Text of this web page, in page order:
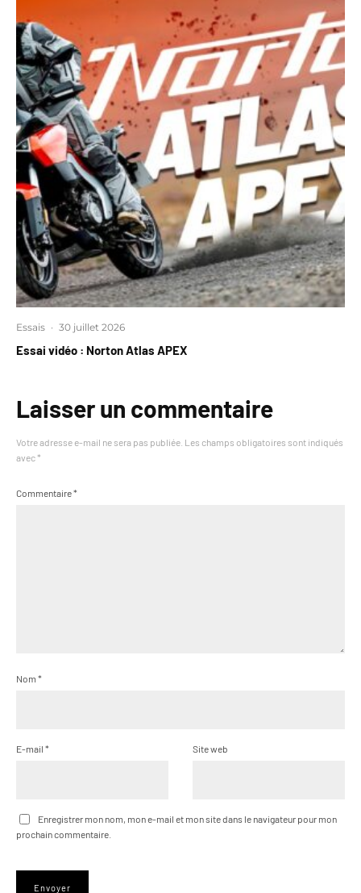
Essais · 30 juillet 2026
Essai vidéo : Norton Atlas APEX
Laisser un commentaire
Votre adresse e-mail ne sera pas publiée. Les champs obligatoires sont indiqués
avec *
Commentaire*
Nom *
E-mail * Site web
Enregistrer mon nom, mon e-mail et mon site dans le navigateur pour mon
prochain commentaire.